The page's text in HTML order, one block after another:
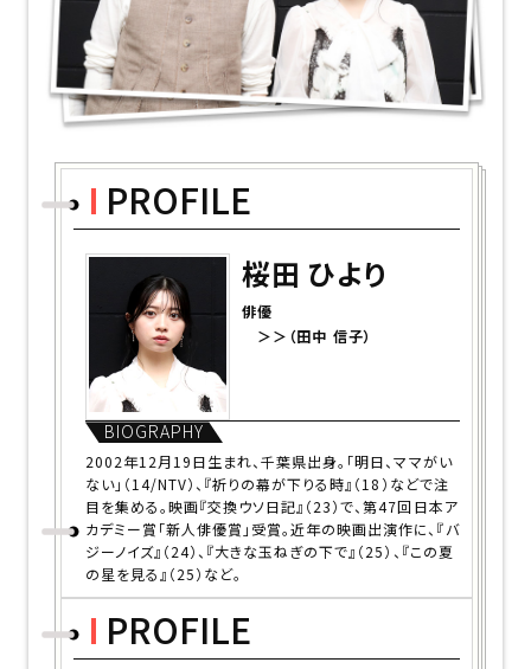
PROFILE
桜田 ひより
俳優
＞＞（田中 信子）
BIOGRAPHY
2002年12月19日生まれ、千葉県出身。「明日、ママがい
ない」（14/NTV）、『祈りの幕が下りる時』（18）などで注
目を集める。映画『交換ウソ日記』（23）で、第47回日本ア
カデミー賞「新人俳優賞」受賞。近年の映画出演作に、『バ
ジーノイズ』（24）、『大きな玉ねぎの下で』（25）、『この夏
の星を見る』（25）など。
PROFILE